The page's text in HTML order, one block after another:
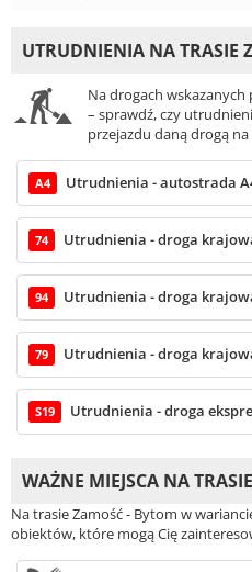
UTRUDNIENIA NA TRASIE
Na drogach
– sprawdź, czy
przejazdu daną drogą
A4 Utrudnienia - autostrada
74 Utrudnienia - droga
94 Utrudnienia - droga
79 Utrudnienia - droga
S19 Utrudnienia - droga
WAŻNE MIEJSCA NA
Na trasie Zamość - Bytom w
obiektów, które mogą Cię